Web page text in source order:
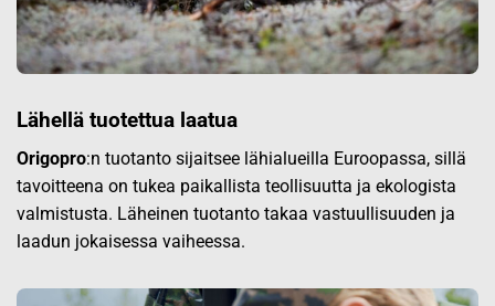
Lähellä tuotettua laatua
Origopro:n tuotanto sijaitsee lähialueilla Euroopassa, sillä
tavoitteena on tukea paikallista teollisuutta ja ekologista
valmistusta. Läheinen tuotanto takaa vastuullisuuden ja
laadun jokaisessa vaiheessa.